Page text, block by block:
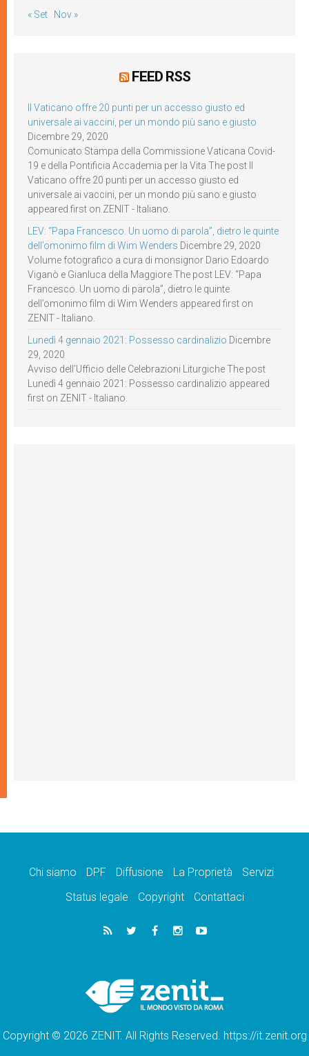
« Set Nov »
FEED RSS
Il Vaticano offre 20 punti per un accesso giusto ed
universale ai vaccini, per un mondo più sano e giusto
Dicembre 29, 2020
Comunicato Stampa della Commissione Vaticana Covid-
19 e della Pontificia Accademia per la Vita The post Il
Vaticano offre 20 punti per un accesso giusto ed
universale ai vaccini, per un mondo più sano e giusto
appeared first on ZENIT - Italiano.
LEV: “Papa Francesco. Un uomo di parola”, dietro le quinte
dell’omonimo film di Wim Wenders Dicembre 29, 2020
Volume fotografico a cura di monsignor Dario Edoardo
Viganò e Gianluca della Maggiore The post LEV: “Papa
Francesco. Un uomo di parola”, dietro le quinte
dell’omonimo film di Wim Wenders appeared first on
ZENIT - Italiano.
Lunedì 4 gennaio 2021: Possesso cardinalizio Dicembre
29, 2020
Avviso dell’Ufficio delle Celebrazioni Liturgiche The post
Lunedì 4 gennaio 2021: Possesso cardinalizio appeared
first on ZENIT - Italiano.
Chi siamo DPF Diffusione La Proprietà
Servizi
Status legale
Copyright Contattaci
Copyright © 2026 ZENIT. All Rights Reserved. https://it.zenit.org